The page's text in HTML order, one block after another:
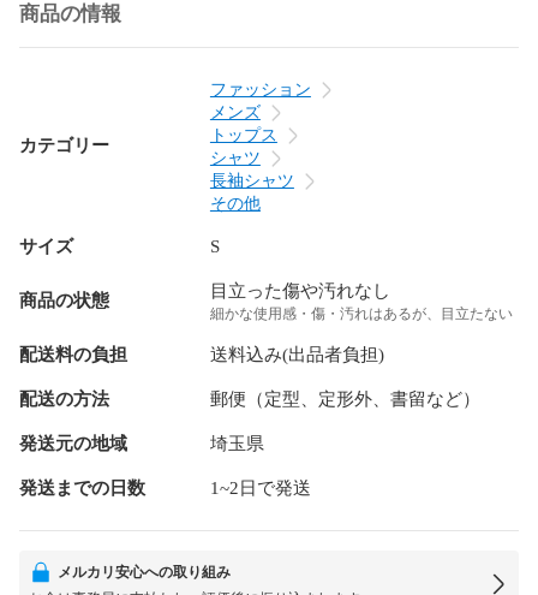
商品の情報
カテゴリー
ファッション
メンズ
トップス
シャツ
長袖シャツ
その他
サイズ S
商品の状態 目立った傷や汚れなし
細かな使用感・傷・汚れはあるが、目立たない
配送料の負担 送料込み(出品者負担)
配送の方法 郵便（定型、定形外、書留など）
発送元の地域 埼玉県
発送までの日数 1~2日で発送
メルカリ安心への取り組み